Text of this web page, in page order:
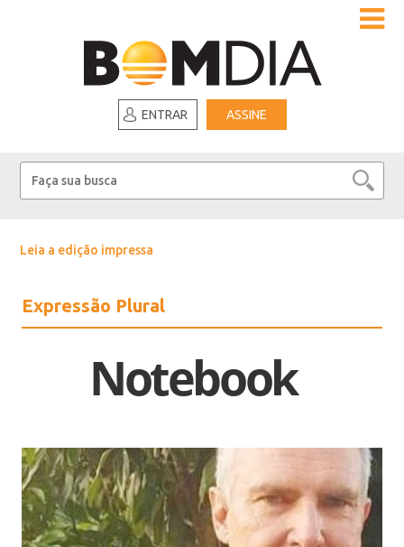
ENTRAR ASSINE
Leia a edição impressa
Expressão Plural
Notebook